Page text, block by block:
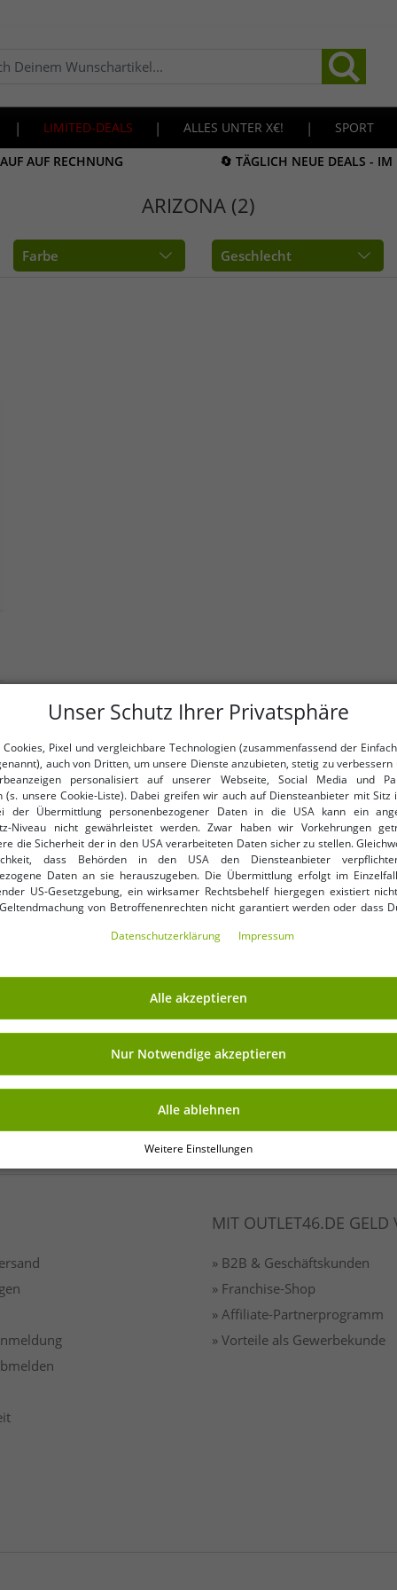
| LIMITED-DEALS | ALLES UNTER X€! | SPORT
AUF RECHNUNG 🔄 TÄGLICH NEUE DEALS - IM
ARIZONA (2)
Farbe Geschlecht
Deine 7% Extra-
Deine E-Mail-
VORTEILE
KAUF AUF RECHNUNG
100 Tage Rückgaberecht
Versandkostenfrei ab 49 €
MIT OUTLET46.DE GELD
» B2B & Geschäftskunden
» Franchise-Shop
» Affiliate-Partnerprogramm
» Vorteile als Gewerbekunde
Unser Schutz Ihrer Privatsphäre
Pixel und vergleichbare Technologien (zusammenfassend der
auch von Dritten, um unsere Dienste anzubieten, stetig zu verbessern
personalisiert auf unserer Webseite, Social Media und
(s. unsere Cookie-Liste). Dabei greifen wir auch auf Diensteanbieter mit Sitz
der Übermittlung personenbezogener Daten in die USA kann ein
Niveau nicht gewährleistet werden. Zwar haben wir Vorkehrungen
die Sicherheit der in den USA verarbeiteten Daten sicher zu stellen.
dass Behörden in den USA den Diensteanbieter
Daten an sie herauszugeben. Die Übermittlung erfolgt im
US-Gesetzgebung, ein wirksamer Rechtsbehelf hiergegen existiert
von Betroffenenrechten nicht garantiert werden oder dass
in die USA für einverstanden (s.a. unsere Datenschutzerklärung). Du hast
erklären oder unter „Weitere Einstellungen“ an Deine Wünsche
kannst Du jederzeit über „Datenschutz-Einstellungen“ am Ende jeder
die Zukunft widerrufen oder ändern.
Daten­schutz­erklärung Impressum
Alle akzeptieren
Nur Notwendige akzeptieren
Alle ablehnen
Weitere Einstellungen